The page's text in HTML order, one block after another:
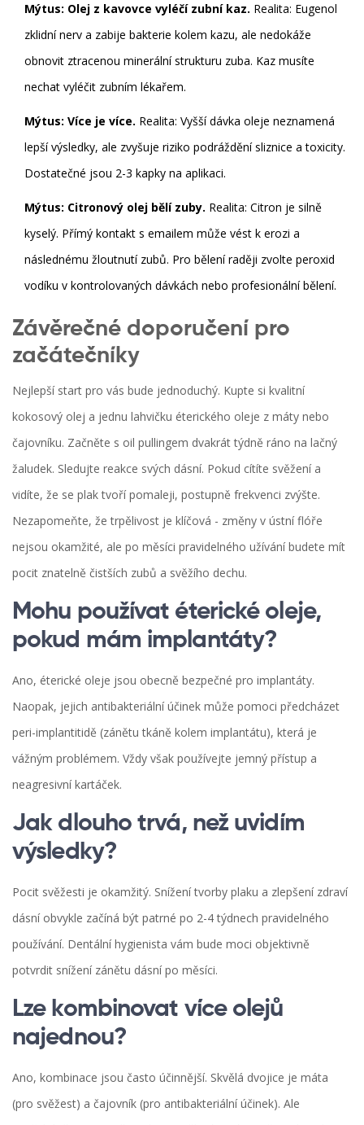
Mýtus: Olej z kavovce vyléčí zubní kaz. Realita: Eugenol
zklidní nerv a zabije bakterie kolem kazu, ale nedokáže
obnovit ztracenou minerální strukturu zuba. Kaz musíte
nechat vyléčit zubním lékařem.
Mýtus: Více je více. Realita: Vyšší dávka oleje neznamená
lepší výsledky, ale zvyšuje riziko podráždění sliznice a toxicity.
Dostatečné jsou 2-3 kapky na aplikaci.
Mýtus: Citronový olej bělí zuby. Realita: Citron je silně
kyselý. Přímý kontakt s emailem může vést k erozi a
následnému žloutnutí zubů. Pro bělení raději zvolte peroxid
vodíku v kontrolovaných dávkách nebo profesionální bělení.
Závěrečné doporučení pro
začátečníky
Nejlepší start pro vás bude jednoduchý. Kupte si kvalitní
kokosový olej a jednu lahvičku éterického oleje z máty nebo
čajovníku. Začněte s oil pullingem dvakrát týdně ráno na lačný
žaludek. Sledujte reakce svých dásní. Pokud cítíte svěžení a
vidíte, že se plak tvoří pomaleji, postupně frekvenci zvýšte.
Nezapomeňte, že trpělivost je klíčová - změny v ústní flóře
nejsou okamžité, ale po měsíci pravidelného užívání budete mít
pocit znatelně čistších zubů a svěžího dechu.
Mohu používat éterické oleje,
pokud mám implantáty?
Ano, éterické oleje jsou obecně bezpečné pro implantáty.
Naopak, jejich antibakteriální účinek může pomoci předcházet
peri-implantitidě (zánětu tkáně kolem implantátu), která je
vážným problémem. Vždy však používejte jemný přístup a
neagresivní kartáček.
Jak dlouho trvá, než uvidím
výsledky?
Pocit svěžesti je okamžitý. Snížení tvorby plaku a zlepšení zdraví
dásní obvykle začíná být patrné po 2-4 týdnech pravidelného
používání. Dentální hygienista vám bude moci objektivně
potvrdit snížení zánětu dásní po měsíci.
Lze kombinovat více olejů
najednou?
Ano, kombinace jsou často účinnější. Skvělá dvojice je máta
(pro svěžest) a čajovník (pro antibakteriální účinek). Ale